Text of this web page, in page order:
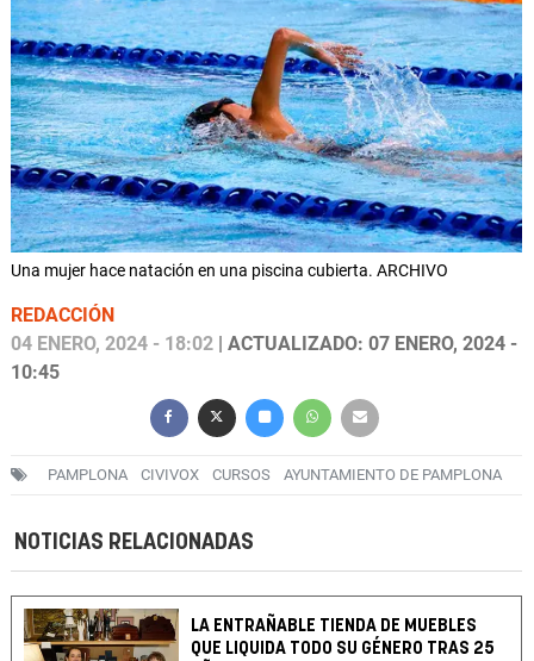
Una mujer hace natación en una piscina cubierta. ARCHIVO
REDACCIÓN
04 ENERO, 2024 - 18:02 | ACTUALIZADO: 07 ENERO, 2024 -
10:45
PAMPLONA CIVIVOX CURSOS AYUNTAMIENTO DE PAMPLONA
NOTICIAS RELACIONADAS
LA ENTRAÑABLE TIENDA DE MUEBLES
QUE LIQUIDA TODO SU GÉNERO TRAS 25